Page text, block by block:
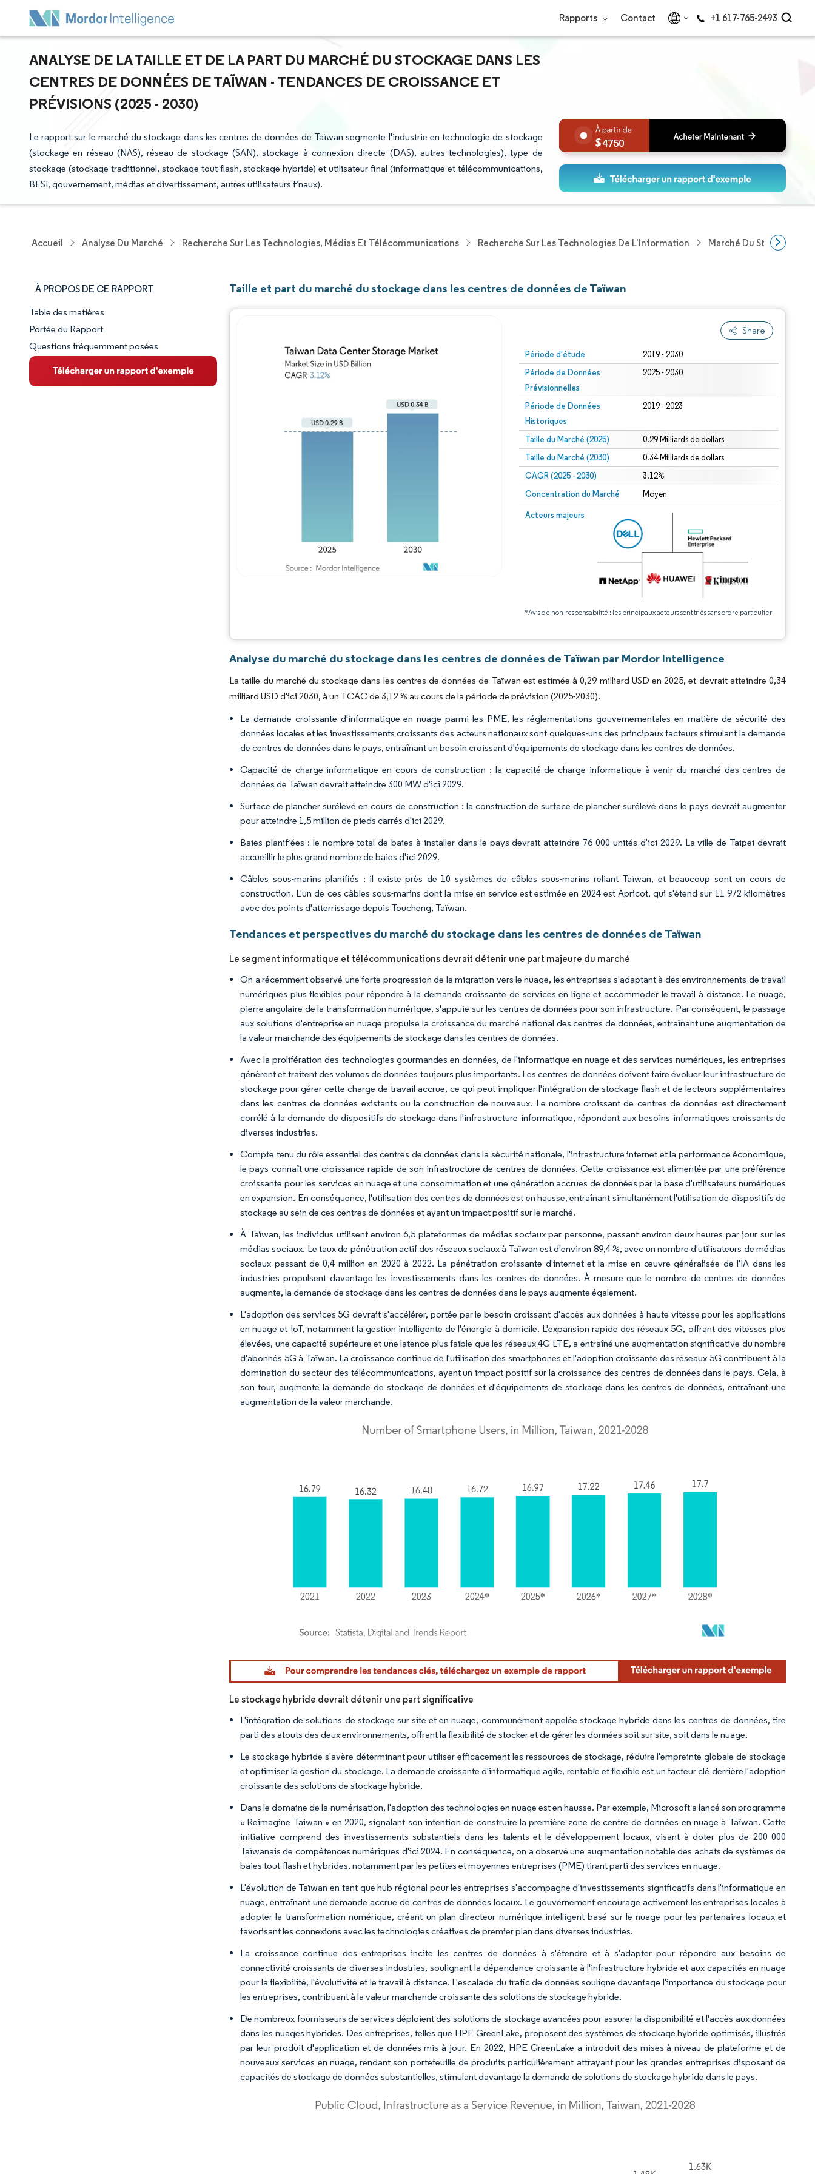
Rapports Contact +1 617-765-2493
ANALYSE DE LA TAILLE ET DE LA PART DU MARCHÉ DU STOCKAGE DANS LES
CENTRES DE DONNÉES DE TAÏWAN - TENDANCES DE CROISSANCE ET
PRÉVISIONS (2025 - 2030)
Le rapport sur le marché du stockage dans les centres de données de Taïwan segmente l'industrie en technologie de stockage
(stockage en réseau (NAS), réseau de stockage (SAN), stockage à connexion directe (DAS), autres technologies), type de
stockage (stockage traditionnel, stockage tout-flash, stockage hybride) et utilisateur final (informatique et télécommunications,
BFSI, gouvernement, médias et divertissement, autres utilisateurs finaux).
4750
Accueil Analyse Du Marché Recherche Sur Les Technologies, Médias Et Télécommunications Recherche Sur Les Technologies De L'Information Marché Du Stockage
À PROPOS DE CE RAPPORT
Aperçu du marché
VUE D’ENSEMBLE DU MARCHÉ
Principales tendances du marché
Table des matières
Portée du Rapport
Questions fréquemment posées
Taille et part du marché du stockage dans les centres de données de Taïwan
Share
Période d'étude 2019 - 2030
Période de Données
Prévisionnelles
2025 - 2030
Période de Données
Historiques
2019 - 2023
Taille du Marché (2025) 0.29 Milliards de dollars
Taille du Marché (2030) 0.34 Milliards de dollars
CAGR (2025 - 2030) 3.12%
Concentration du Marché Moyen
Acteurs majeurs
*Avis de non-responsabilité : les principaux acteurs sont triés sans ordre particulier
Analyse du marché du stockage dans les centres de données de Taïwan par Mordor Intelligence
La taille du marché du stockage dans les centres de données de Taïwan est estimée à 0,29 milliard USD en 2025, et devrait atteindre 0,34
milliard USD d'ici 2030, à un TCAC de 3,12 % au cours de la période de prévision (2025-2030).
La demande croissante d'informatique en nuage parmi les PME, les réglementations gouvernementales en matière de sécurité des
données locales et les investissements croissants des acteurs nationaux sont quelques-uns des principaux facteurs stimulant la demande
de centres de données dans le pays, entraînant un besoin croissant d'équipements de stockage dans les centres de données.
Capacité de charge informatique en cours de construction : la capacité de charge informatique à venir du marché des centres de
données de Taïwan devrait atteindre 300 MW d'ici 2029.
Surface de plancher surélevé en cours de construction : la construction de surface de plancher surélevé dans le pays devrait augmenter
pour atteindre 1,5 million de pieds carrés d'ici 2029.
Baies planifiées : le nombre total de baies à installer dans le pays devrait atteindre 76 000 unités d'ici 2029. La ville de Taipei devrait
accueillir le plus grand nombre de baies d'ici 2029.
Câbles sous-marins planifiés : il existe près de 10 systèmes de câbles sous-marins reliant Taïwan, et beaucoup sont en cours de
construction. L'un de ces câbles sous-marins dont la mise en service est estimée en 2024 est Apricot, qui s'étend sur 11 972 kilomètres
avec des points d'atterrissage depuis Toucheng, Taïwan.
Tendances et perspectives du marché du stockage dans les centres de données de Taïwan
Le segment informatique et télécommunications devrait détenir une part majeure du marché
On a récemment observé une forte progression de la migration vers le nuage, les entreprises s'adaptant à des environnements de travail
numériques plus flexibles pour répondre à la demande croissante de services en ligne et accommoder le travail à distance. Le nuage,
pierre angulaire de la transformation numérique, s'appuie sur les centres de données pour son infrastructure. Par conséquent, le passage
aux solutions d'entreprise en nuage propulse la croissance du marché national des centres de données, entraînant une augmentation de
la valeur marchande des équipements de stockage dans les centres de données.
Avec la prolifération des technologies gourmandes en données, de l'informatique en nuage et des services numériques, les entreprises
génèrent et traitent des volumes de données toujours plus importants. Les centres de données doivent faire évoluer leur infrastructure de
stockage pour gérer cette charge de travail accrue, ce qui peut impliquer l'intégration de stockage flash et de lecteurs supplémentaires
dans les centres de données existants ou la construction de nouveaux. Le nombre croissant de centres de données est directement
corrélé à la demande de dispositifs de stockage dans l'infrastructure informatique, répondant aux besoins informatiques croissants de
diverses industries.
Compte tenu du rôle essentiel des centres de données dans la sécurité nationale, l'infrastructure internet et la performance économique,
le pays connaît une croissance rapide de son infrastructure de centres de données. Cette croissance est alimentée par une préférence
croissante pour les services en nuage et une consommation et une génération accrues de données par la base d'utilisateurs numériques
en expansion. En conséquence, l'utilisation des centres de données est en hausse, entraînant simultanément l'utilisation de dispositifs de
stockage au sein de ces centres de données et ayant un impact positif sur le marché.
À Taïwan, les individus utilisent environ 6,5 plateformes de médias sociaux par personne, passant environ deux heures par jour sur les
médias sociaux. Le taux de pénétration actif des réseaux sociaux à Taïwan est d'environ 89,4 %, avec un nombre d'utilisateurs de médias
sociaux passant de 0,4 million en 2020 à 2022. La pénétration croissante d'internet et la mise en œuvre généralisée de l'IA dans les
industries propulsent davantage les investissements dans les centres de données. À mesure que le nombre de centres de données
augmente, la demande de stockage dans les centres de données dans le pays augmente également.
L'adoption des services 5G devrait s'accélérer, portée par le besoin croissant d'accès aux données à haute vitesse pour les applications
en nuage et IoT, notamment la gestion intelligente de l'énergie à domicile. L'expansion rapide des réseaux 5G, offrant des vitesses plus
élevées, une capacité supérieure et une latence plus faible que les réseaux 4G LTE, a entraîné une augmentation significative du nombre
d'abonnés 5G à Taïwan. La croissance continue de l'utilisation des smartphones et l'adoption croissante des réseaux 5G contribuent à la
domination du secteur des télécommunications, ayant un impact positif sur la croissance des centres de données dans le pays. Cela, à
son tour, augmente la demande de stockage de données et d'équipements de stockage dans les centres de données, entraînant une
augmentation de la valeur marchande.
Image © Mordor Intelligence. La réutilisation nécessite une attribution sous CC BY 4.0.
Le stockage hybride devrait détenir une part significative
L'intégration de solutions de stockage sur site et en nuage, communément appelée stockage hybride dans les centres de données, tire
parti des atouts des deux environnements, offrant la flexibilité de stocker et de gérer les données soit sur site, soit dans le nuage.
Le stockage hybride s'avère déterminant pour utiliser efficacement les ressources de stockage, réduire l'empreinte globale de stockage
et optimiser la gestion du stockage. La demande croissante d'informatique agile, rentable et flexible est un facteur clé derrière l'adoption
croissante des solutions de stockage hybride.
Dans le domaine de la numérisation, l'adoption des technologies en nuage est en hausse. Par exemple, Microsoft a lancé son programme
« Reimagine Taiwan » en 2020, signalant son intention de construire la première zone de centre de données en nuage à Taïwan. Cette
initiative comprend des investissements substantiels dans les talents et le développement locaux, visant à doter plus de 200 000
Taïwanais de compétences numériques d'ici 2024. En conséquence, on a observé une augmentation notable des achats de systèmes de
baies tout-flash et hybrides, notamment par les petites et moyennes entreprises (PME) tirant parti des services en nuage.
L'évolution de Taïwan en tant que hub régional pour les entreprises s'accompagne d'investissements significatifs dans l'informatique en
nuage, entraînant une demande accrue de centres de données locaux. Le gouvernement encourage activement les entreprises locales à
adopter la transformation numérique, créant un plan directeur numérique intelligent basé sur le nuage pour les partenaires locaux et
favorisant les connexions avec les technologies créatives de premier plan dans diverses industries.
La croissance continue des entreprises incite les centres de données à s'étendre et à s'adapter pour répondre aux besoins de
connectivité croissants de diverses industries, soulignant la dépendance croissante à l'infrastructure hybride et aux capacités en nuage
pour la flexibilité, l'évolutivité et le travail à distance. L'escalade du trafic de données souligne davantage l'importance du stockage pour
les entreprises, contribuant à la valeur marchande croissante des solutions de stockage hybride.
De nombreux fournisseurs de services déploient des solutions de stockage avancées pour assurer la disponibilité et l'accès aux données
dans les nuages hybrides. Des entreprises, telles que HPE GreenLake, proposent des systèmes de stockage hybride optimisés, illustrés
par leur produit d'application et de données mis à jour. En 2022, HPE GreenLake a introduit des mises à niveau de plateforme et de
nouveaux services en nuage, rendant son portefeuille de produits particulièrement attrayant pour les grandes entreprises disposant de
capacités de stockage de données substantielles, stimulant davantage la demande de solutions de stockage hybride dans le pays.